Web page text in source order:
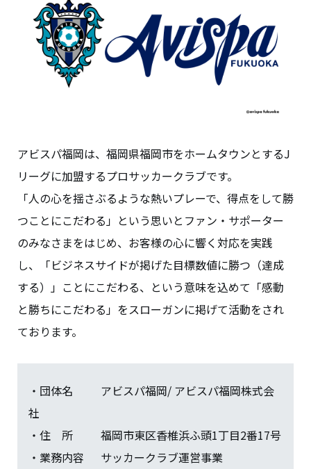
アビスパ福岡は、福岡県福岡市をホームタウンとするJ
リーグに加盟するプロサッカークラブです。
「人の心を揺さぶるような熱いプレーで、得点をして勝
つことにこだわる」という思いとファン・サポーター
のみなさまをはじめ、お客様の心に響く対応を実践
し、「ビジネスサイドが掲げた目標数値に勝つ（達成
する）」ことにこだわる、という意味を込めて「感動
と勝ちにこだわる」をスローガンに掲げて活動をされ
ております。
・団体名 アビスパ福岡/ アビスパ福岡株式会
社
・住 所 福岡市東区香椎浜ふ頭1丁目2番17号
・業務内容 サッカークラブ運営事業